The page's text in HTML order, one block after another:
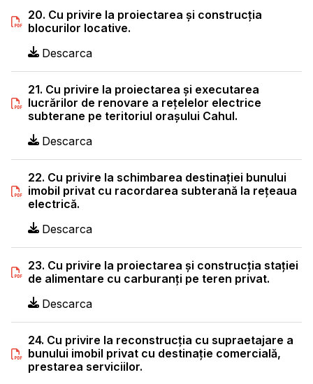
20. Cu privire la proiectarea şi construcţia
blocurilor locative.
Descarca
21. Cu privire la proiectarea şi executarea
lucrărilor de renovare a reţelelor electrice
subterane pe teritoriul oraşului Cahul.
Descarca
22. Cu privire la schimbarea destinaţiei bunului
imobil privat cu racordarea subterană la reţeaua
electrică.
Descarca
23. Cu privire la proiectarea şi construcţia staţiei
de alimentare cu carburanţi pe teren privat.
Descarca
24. Cu privire la reconstrucţia cu supraetajare a
bunului imobil privat cu destinaţie comercială,
prestarea serviciilor.